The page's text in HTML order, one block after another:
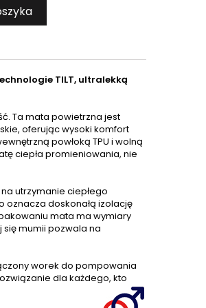
TILT, ultralekką
Ta mata powietrzna jest
oferując wysoki komfort
powłoką TPU i wolną
ciepła promieniowania, nie
utrzymanie ciepłego
oznacza doskonałą izolację
mata ma wymiary
się mumii pozwala na
worek do pompowania
dla każdego, kto